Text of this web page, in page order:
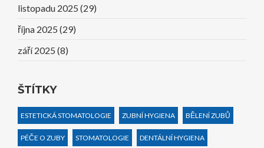
listopadu 2025 (29)
října 2025 (29)
září 2025 (8)
ŠTÍTKY
ESTETICKÁ STOMATOLOGIE ZUBNÍ HYGIENA BĚLENÍ ZUBŮ
PÉČE O ZUBY STOMATOLOGIE DENTÁLNÍ HYGIENA